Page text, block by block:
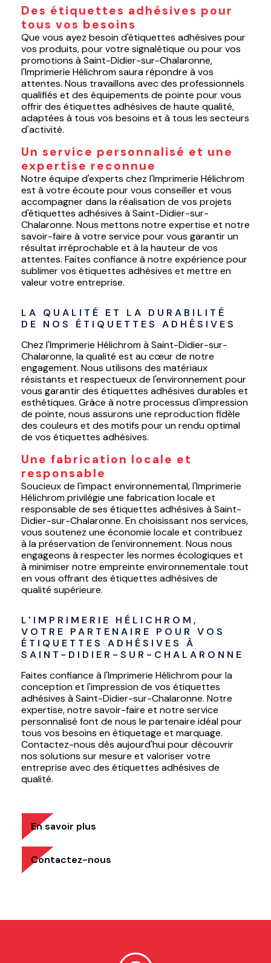
Des étiquettes adhésives pour
tous vos besoins
Que vous ayez besoin d'étiquettes adhésives pour
vos produits, pour votre signalétique ou pour vos
promotions à Saint-Didier-sur-Chalaronne,
l'Imprimerie Hélichrom saura répondre à vos
attentes. Nous travaillons avec des professionnels
qualifiés et des équipements de pointe pour vous
offrir des étiquettes adhésives de haute qualité,
adaptées à tous vos besoins et à tous les secteurs
d'activité.
Un service personnalisé et une
expertise reconnue
Notre équipe d'experts chez l'Imprimerie Hélichrom
est à votre écoute pour vous conseiller et vous
accompagner dans la réalisation de vos projets
d'étiquettes adhésives à Saint-Didier-sur-
Chalaronne. Nous mettons notre expertise et notre
savoir-faire à votre service pour vous garantir un
résultat irréprochable et à la hauteur de vos
attentes. Faites confiance à notre expérience pour
sublimer vos étiquettes adhésives et mettre en
valeur votre entreprise.
LA QUALITÉ ET LA DURABILITÉ
DE NOS ÉTIQUETTES ADHÉSIVES
Chez l'Imprimerie Hélichrom à Saint-Didier-sur-
Chalaronne, la qualité est au cœur de notre
engagement. Nous utilisons des matériaux
résistants et respectueux de l'environnement pour
vous garantir des étiquettes adhésives durables et
esthétiques. Grâce à notre processus d'impression
de pointe, nous assurons une reproduction fidèle
des couleurs et des motifs pour un rendu optimal
de vos étiquettes adhésives.
Une fabrication locale et
responsable
Soucieux de l'impact environnemental, l'Imprimerie
Hélichrom privilégie une fabrication locale et
responsable de ses étiquettes adhésives à Saint-
Didier-sur-Chalaronne. En choisissant nos services,
vous soutenez une économie locale et contribuez
à la préservation de l'environnement. Nous nous
engageons à respecter les normes écologiques et
à minimiser notre empreinte environnementale tout
en vous offrant des étiquettes adhésives de
qualité supérieure.
L'IMPRIMERIE HÉLICHROM,
VOTRE PARTENAIRE POUR VOS
ÉTIQUETTES ADHÉSIVES À
SAINT-DIDIER-SUR-CHALARONNE
Faites confiance à l'Imprimerie Hélichrom pour la
conception et l'impression de vos étiquettes
adhésives à Saint-Didier-sur-Chalaronne. Notre
expertise, notre savoir-faire et notre service
personnalisé font de nous le partenaire idéal pour
tous vos besoins en étiquetage et marquage.
Contactez-nous dès aujourd'hui pour découvrir
nos solutions sur mesure et valoriser votre
entreprise avec des étiquettes adhésives de
qualité.
En savoir plus
Contactez-nous